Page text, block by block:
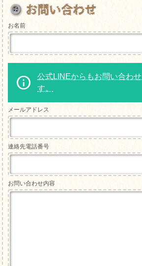
お名前
公式LINEからもお問い合わ
す。
メールアドレス
連絡先電話番号
お問い合わせ内容